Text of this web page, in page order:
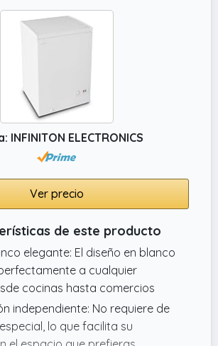
INFINITON ELECTRONICS
Ver precio
de este producto
elegante: El diseño en blanco
a cualquier
cocinas hasta comercios
independiente: No requiere de
lo que facilita su